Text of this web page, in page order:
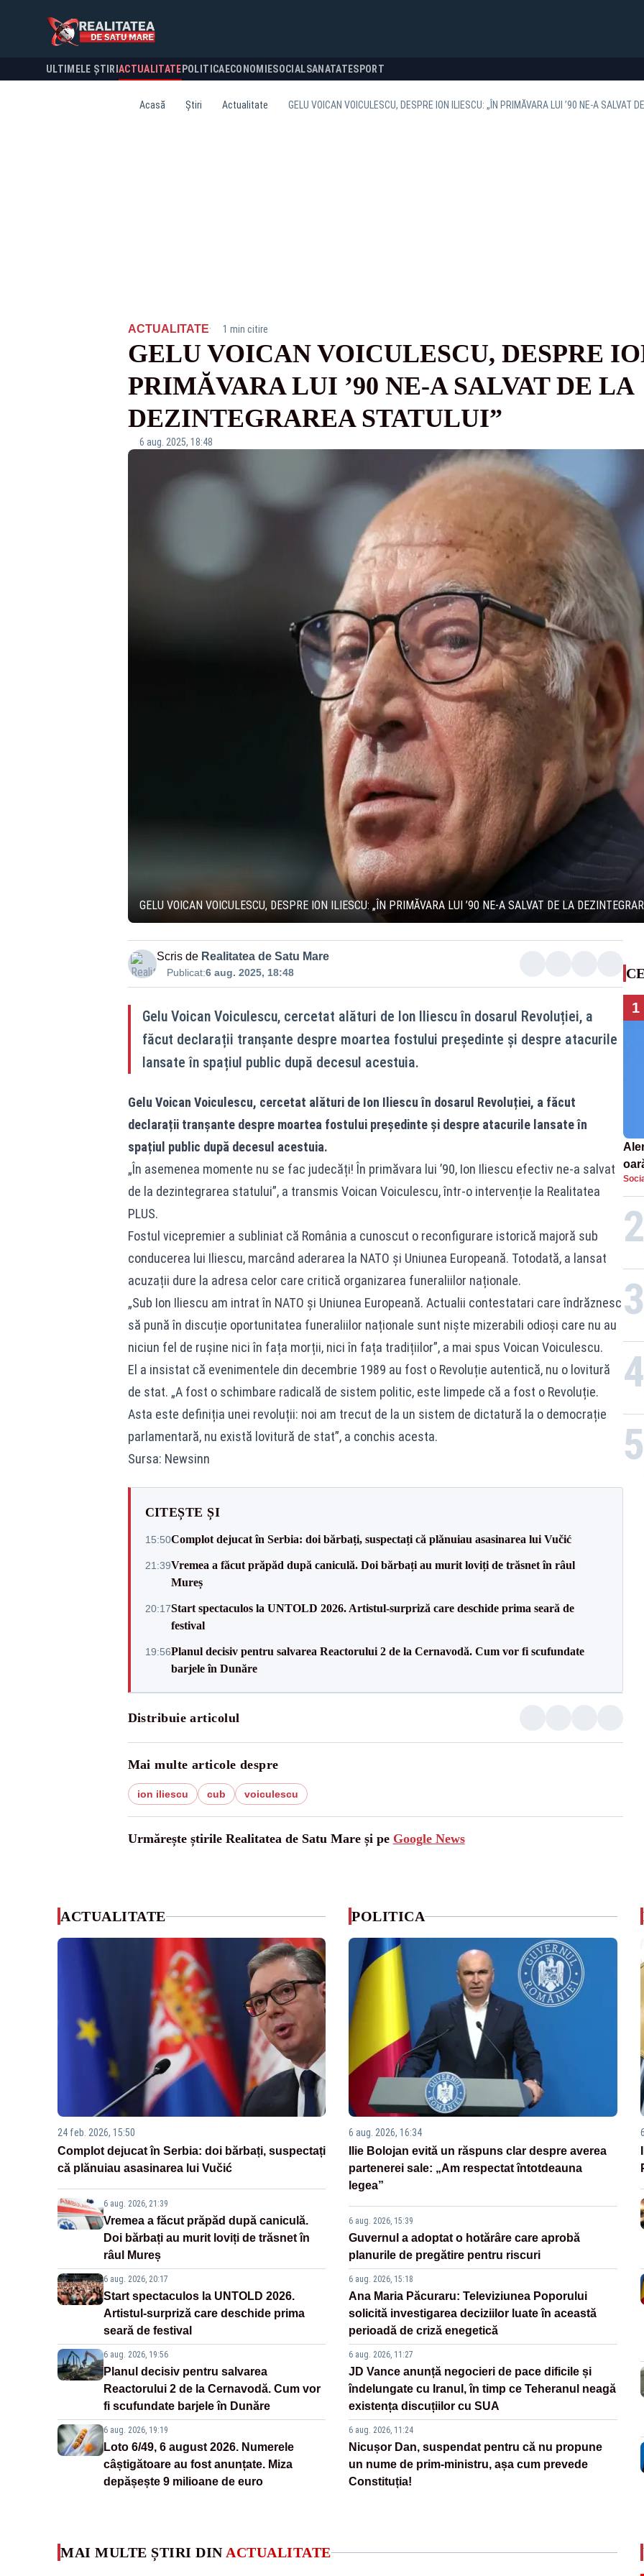
ULTIMELE ȘTIRI ACTUALITATE POLITICA ECONOMIESOCIALSANATATESPORT
Acasă Știri Actualitate GELU VOICAN VOICULESCU, DESPRE ION ILIESCU: „ÎN PRIMĂVARA LUI ’90 NE-A SALVAT
ACTUALITATE· 1 min citire
GELU VOICAN VOICULESCU, DESPRE
PRIMĂVARA LUI ’90 NE-A SALVAT DE LA
DEZINTEGRAREA STATULUI”
6 aug. 2025, 18:48
GELU VOICAN VOICULESCU, DESPRE ION ILIESCU: „ÎN PRIMĂVARA LUI ’90 NE-A SALVAT DE LA
Scris de Realitatea de Satu Mare
Publicat:6 aug. 2025, 18:48
Gelu Voican Voiculescu, cercetat alături de Ion Iliescu în dosarul Revoluției, a
făcut declarații tranșante despre moartea fostului președinte și despre atacurile
lansate în spațiul public după decesul acestuia.
Gelu Voican Voiculescu, cercetat alături de Ion Iliescu în dosarul Revoluției, a făcut
declarații tranșante despre moartea fostului președinte și despre atacurile lansate în
spațiul public după decesul acestuia.
„În asemenea momente nu se fac judecăți! În primăvara lui ’90, Ion Iliescu efectiv ne-a salvat
de la dezintegrarea statului”, a transmis Voican Voiculescu, într-o intervenție la Realitatea
PLUS.
Fostul vicepremier a subliniat că România a cunoscut o reconfigurare istorică majoră sub
conducerea lui Iliescu, marcând aderarea la NATO și Uniunea Europeană. Totodată, a lansat
acuzații dure la adresa celor care critică organizarea funeraliilor naționale.
„Sub Ion Iliescu am intrat în NATO și Uniunea Europeană. Actualii contestatari care îndrăznesc
să pună în discuție oportunitatea funeraliilor naționale sunt niște mizerabili odioși care nu au
niciun fel de rușine nici în fața morții, nici în fața tradițiilor”, a mai spus Voican Voiculescu.
El a insistat că evenimentele din decembrie 1989 au fost o Revoluție autentică, nu o lovitură
de stat. „A fost o schimbare radicală de sistem politic, este limpede că a fost o Revoluție.
Asta este definiția unei revoluții: noi am trecut de la un sistem de dictatură la o democrație
parlamentară, nu există lovitură de stat”, a conchis acesta.
Sursa: Newsinn
CITEȘTE ȘI
15:50Complot dejucat în Serbia: doi bărbați, suspectați că plănuiau asasinarea lui Vučić
21:39Vremea a făcut prăpăd după caniculă. Doi bărbați au murit loviți de trăsnet în râul
Mureș
20:17Start spectaculos la UNTOLD 2026. Artistul-surpriză care deschide prima seară de
festival
19:56Planul decisiv pentru salvarea Reactorului 2 de la Cernavodă. Cum vor fi scufundate
barjele în Dunăre
Distribuie articolul
Mai multe articole despre
ion iliescu cub voiculescu
Urmărește știrile Realitatea de Satu Mare și pe Google News
1
la
2
3
4
5
ACTUALITATE
24 feb. 2026, 15:50
Complot dejucat în Serbia: doi bărbați, suspectați
că plănuiau asasinarea lui Vučić
6 aug. 2026, 21:39
Vremea a făcut prăpăd după caniculă.
Doi bărbați au murit loviți de trăsnet în
râul Mureș
6 aug. 2026, 20:17
Start spectaculos la UNTOLD 2026.
Artistul-surpriză care deschide prima
seară de festival
6 aug. 2026, 19:56
Planul decisiv pentru salvarea
Reactorului 2 de la Cernavodă. Cum vor
fi scufundate barjele în Dunăre
6 aug. 2026, 19:19
Loto 6/49, 6 august 2026. Numerele
câștigătoare au fost anunțate. Miza
depășește 9 milioane de euro
POLITICA
6 aug. 2026, 16:34
Ilie Bolojan evită un răspuns clar despre averea
partenerei sale: „Am respectat întotdeauna
legea”
6 aug. 2026, 15:39
Guvernul a adoptat o hotărâre care aprobă
planurile de pregătire pentru riscuri
6 aug. 2026, 15:18
Ana Maria Păcuraru: Televiziunea Poporului
solicită investigarea deciziilor luate în această
perioadă de criză enegetică
6 aug. 2026, 11:27
JD Vance anunță negocieri de pace dificile și
îndelungate cu Iranul, în timp ce Teheranul neagă
existența discuțiilor cu SUA
6 aug. 2026, 11:24
Nicușor Dan, suspendat pentru că nu propune
un nume de prim-ministru, așa cum prevede
Constituția!
MAI MULTE ȘTIRI DIN ACTUALITATE